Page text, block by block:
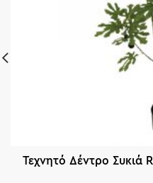
Τεχνητό Δέντρο Συκιά